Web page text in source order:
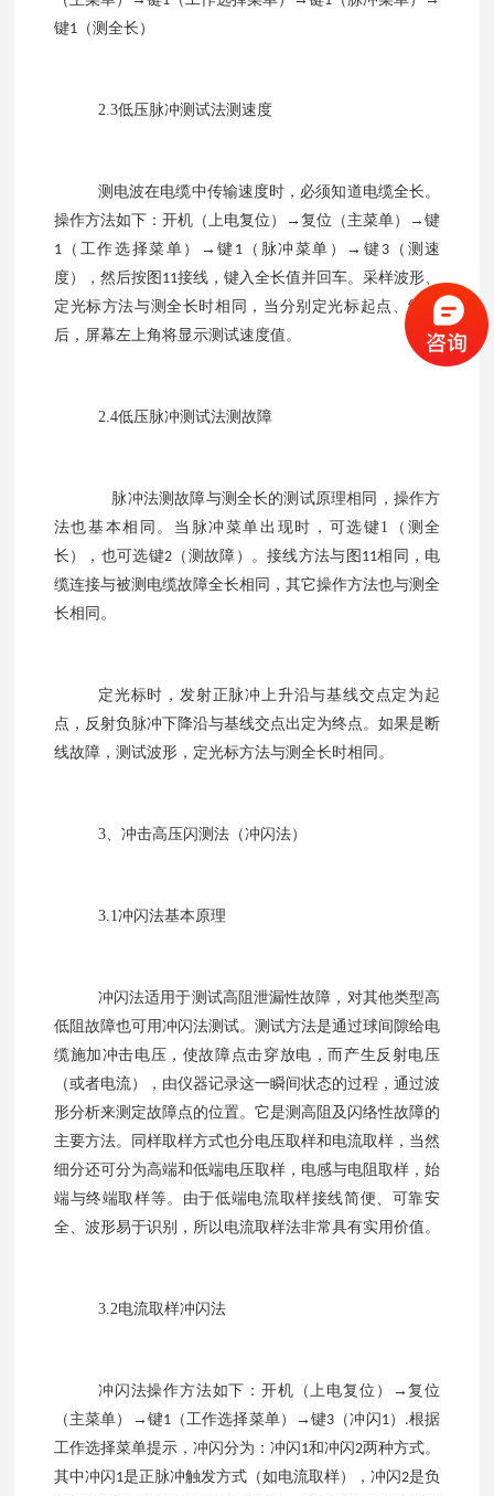
键1（测全长）
2.3低压脉冲测试法测速度
测电波在电缆中传输速度时，必须知道电缆全长。
操作方法如下：开机（上电复位）
→复位（主菜单）→键
1（工作选择菜单）→键 1（脉冲菜单）→键 3（测速
度），然后按图 11接线，键入全长值并回车。采样波形、
定光标方法与测全长时相同，当分别定光标起点、终点
后，屏幕左上角将显示测试速度值。
2.4低压脉冲测试法测故障
脉冲法测故障与测全长的测试原理相同，操作方
法也基本相同。当脉冲菜单出现时，可选键1 （测全
长），也可选键2 （测故障）。接线方法与图 11相同，电
缆连接与被测电缆故障全长相同，其它操作方法也与测全
长相同。
定光标时，发射正脉冲上升沿与基线交点定为起
点，反射负脉冲下降沿与基线交点出定为终点。如果是断
线故障，测试波形，定光标方法与测全长时相同。
3、冲击高压闪测法（冲闪法）
3.1冲闪法基本原理
冲闪法适用于测试高阻泄漏性故障，对其他类型高
低阻故障也可用冲闪法测试。测试方法是通过球间隙给电
缆施加冲击电压，使故障点击穿放电，而产生反射电压
（或者电流），由仪器记录这一瞬间状态的过程，通过波
形分析来测定故障点的位置。它是测高阻及闪络性故障的
主要方法。同样取样方式也分电压取样和电流取样，当然
细分还可分为高端和低端电压取样，电感与电阻取样，始
端与终端取样等。由于低端电流取样接线简便、可靠安
全、波形易于识别，所以电流取样法非常具有实用价值。
3.2电流取样冲闪法
冲闪法操作方法如下：开机（上电复位）
→复位
（主菜单）→键1（工作选择菜单）→键3 （冲闪 1） .根据
工作选择菜单提示，冲闪分为：冲闪 1和冲闪2两种方式。
其中冲闪 1是正脉冲触发方式（如电流取样），冲闪2是负